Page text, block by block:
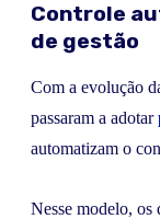
Controle
de gestão
Com a evolução
passaram a adotar
automatizam o
Nesse modelo, os